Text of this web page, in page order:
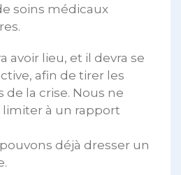
soins médicaux
avoir lieu, et il devra se
afin de tirer les
de la crise. Nous ne
à un rapport
déjà dresser un